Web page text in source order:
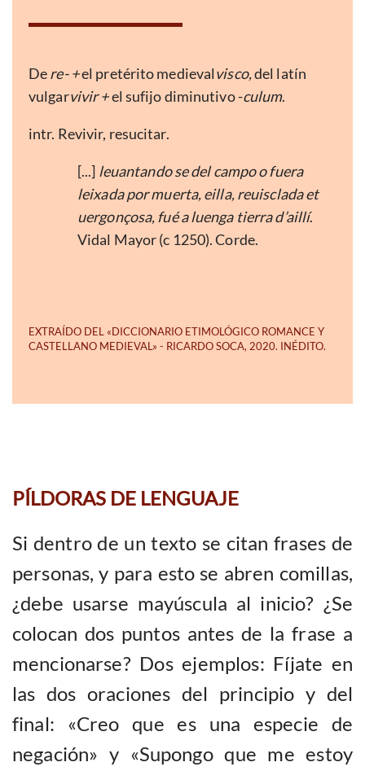
Dere- +el pretérito medievalvisco,del latín
vulgarvivir +el sufijo diminutivo -culum.
intr. Revivir, resucitar.
[...] leuantando se del campo o fuera
leixada por muerta, eilla, reuisclada et
uergonçosa, fué a luenga tierra d’aillí.
Vidal Mayor (c 1250). Corde.
PÍLDORAS DE LENGUAJE
Si dentro de un texto se citan frases de
personas, y para esto se abren comillas,
¿debe usarse mayúscula al inicio? ¿Se
colocan dos puntos antes de la frase a
mencionarse? Dos ejemplos: Fíjate en
las dos oraciones del principio y del
final: «Creo que es una especie de
negación» y «Supongo que me estoy